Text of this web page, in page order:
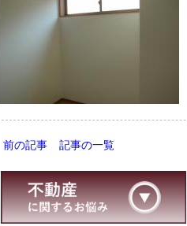
前の記事 記事の一覧